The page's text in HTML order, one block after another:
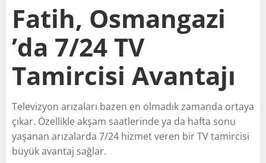
Fatih, Osmangazi
’da 7/24 TV
Tamircisi Avantajı
Televizyon arızaları bazen en olmadık zamanda ortaya
çıkar. Özellikle akşam saatlerinde ya da hafta sonu
yaşanan arızalarda 7/24 hizmet veren bir TV tamircisi
büyük avantaj sağlar.